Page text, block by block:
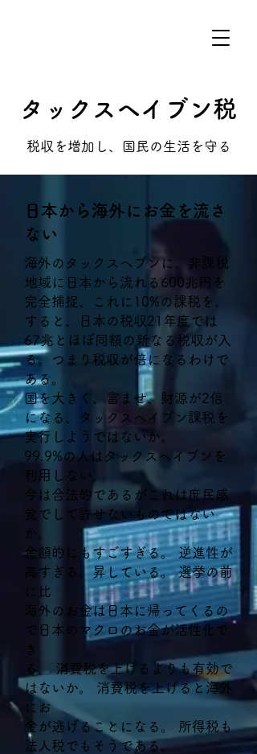
タックスヘイブン税
税収を増加し、国民の生活を守る
日本から海外にお金を流さ
ない
海外のタックスヘブンに、非課税
地域に日本から流れる600兆円を
完全捕捉、これに10%の課税を。
すると、日本の税収21年度では
67兆とほぼ同額の新なる税収が入
る。つまり税収が倍になるわけで
ある。
国を大きく、富ませ、財源が2倍
になる、タックスヘイブン課税を
実行しようではないか。
99.9%の人はタックスヘイブンを
利用しない。
今は合法的であるがこれは庶民感
覚でして許せないものではない
か。
金額的にもすごすぎる。 逆進性が
高すぎる。昇している。 選挙の前
に比
海外のお金は日本に帰ってくるの
で日本のマクロのお金が活性化で
き
る。 消費税を上げるよりも有効で
はないか。 消費税を上げると海外
にお
金が逃げることになる。 所得税も
法人税でもそうである。